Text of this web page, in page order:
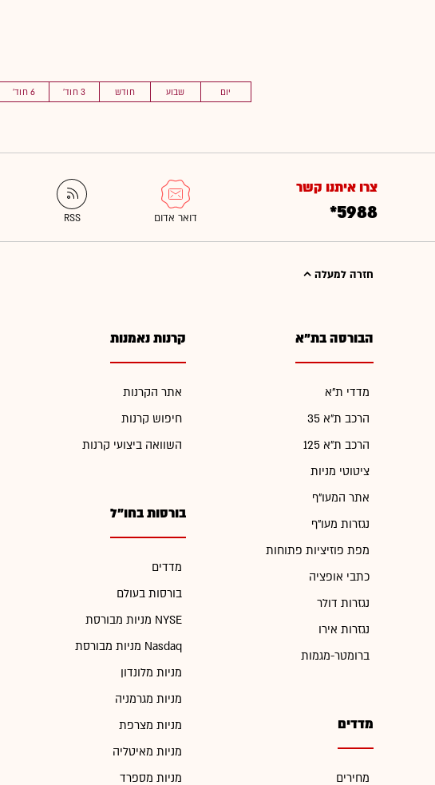
יום שבוע חודש 3 חוד' 6 חוד'
צרו איתנו קשר
*5988
חזרה למעלה
הבורסה בת"א
מדדי ת"א
הרכב ת"א 35
הרכב ת"א 125
ציטוטי מניות
אתר המעו"ף
נגזרות מעו"ף
מפת פוזיציות פתוחות
כתבי אופציה
נגזרות דולר
נגזרות אירו
ברומטר-מגמות
מדדים
מחירים
קרנות נאמנות
אתר הקרנות
חיפוש קרנות
השוואה ביצועי קרנות
בורסות בחו"ל
מדדים
בורסות בעולם
מניות מבורסת NYSE
מניות מבורסת Nasdaq
מניות מלונדון
מניות מגרמניה
מניות מצרפת
מניות מאיטליה
מניות מספרד